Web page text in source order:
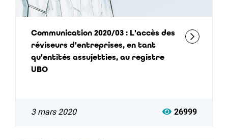
Communication 2020/03 : L'accès des
réviseurs d'entreprises, en tant
qu'entités assujetties, au registre
UBO
3 mars 2020 26999